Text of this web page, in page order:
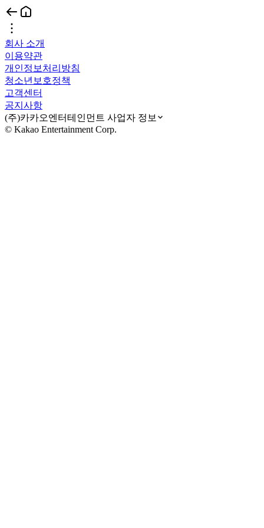
회사 소개
이용약관
개인정보처리방침
청소년보호정책
고객센터
공지사항
(주)카카오엔터테인먼트 사업자 정보
© Kakao Entertainment Corp.